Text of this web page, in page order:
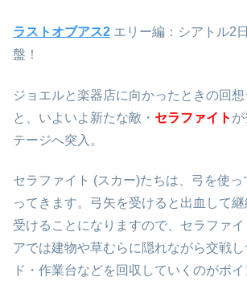
ラストオブアス2 エリー編：シアトル2
盤！
ジョエルと楽器店に向かったときの回
と、いよいよ新たな敵・ セラファイト
テージへ突入。
セラファイト (スカー)たちは、弓を使っ
ってきます。弓矢を受けると出血して
受けることになりますので、セラファ
アでは建物や草むらに隠れながら交戦
ド・作業台などを回収していくのがポイ